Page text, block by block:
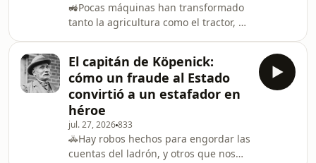
🚜Pocas máquinas han transformado
tanto la agricultura como el tractor, y
Mucho antes de que sus tractores se
convirtieran en una presencia
habitual en los campos de medio
mundo, la empresa ya había
revolucionado la agricultura con un
invento mucho más sencillo: un arado
de acero capaz de trabajar las
El capitán de Köpenick:
cómo un fraude al Estado
convirtió a un estafador en
héroe
jul. 27, 2026833
🚓Hay robos hechos para engordar las
cuentas del ladrón, y otros que nos